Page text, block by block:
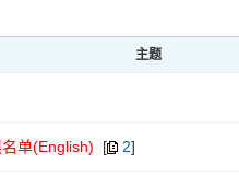
主题
单(English) [ 2]